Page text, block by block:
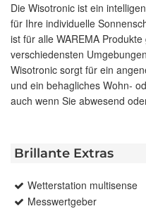
Die Wisotronic ist ein
für Ihre individuelle
ist für alle WAREMA
verschiedensten
Wisotronic sorgt für ein
und ein behagliches Wohn-
auch wenn Sie abwesend
Brillante Extras
Wetterstation multisense
Messwertgeber